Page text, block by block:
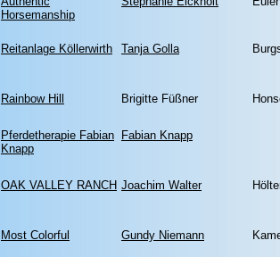
Horsemanship
Reitanlage Köllerwirth Tanja Golla
Rainbow Hill Brigitte Füßner
Pferdetherapie Fabian
Knapp
Fabian Knapp
OAK VALLEY RANCH Joachim Walter
Most Colorful Gundy Niemann